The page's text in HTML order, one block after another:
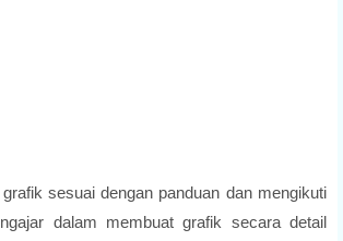
sesuai dengan panduan dan mengikuti
dalam membuat grafik secara detail